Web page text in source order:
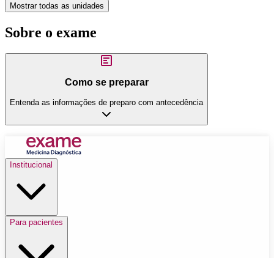
Mostrar todas as unidades
Sobre o exame
Como se preparar
Entenda as informações de preparo com antecedência
Institucional
Para pacientes